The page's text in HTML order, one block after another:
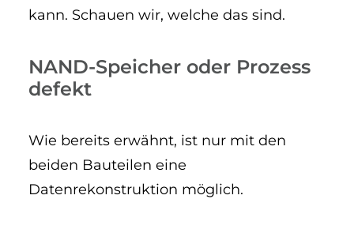
kann. Schauen wir, welche das sind.
NAND-Speicher oder Prozess
defekt
Wie bereits erwähnt, ist nur mit den
beiden Bauteilen eine
Datenrekonstruktion möglich.